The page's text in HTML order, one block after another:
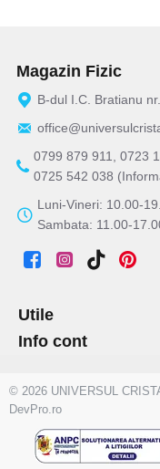
Magazin Fizic
B-dul I.C. Bratianu
0799 879 911, 0723
0725 542 038
Luni-Vineri: 10.00-
Sambata: 11.00-
Utile
Info cont
© 2026 UNIVERSUL
DevPro.ro